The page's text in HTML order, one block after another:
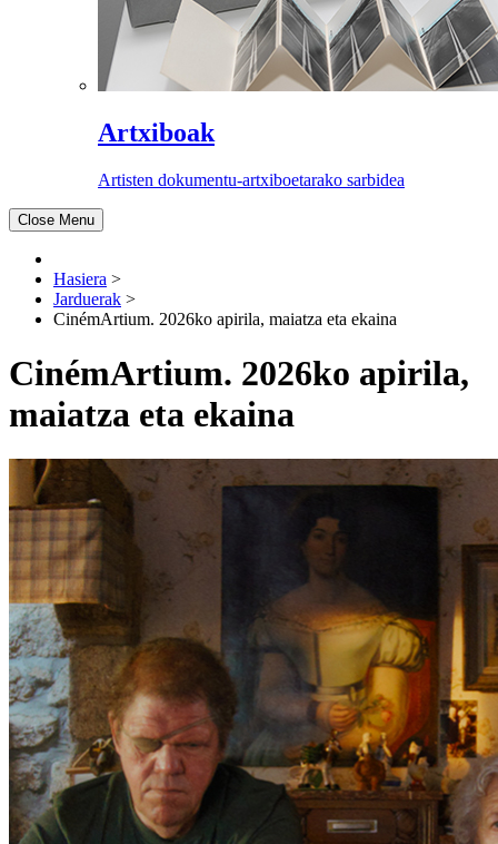
Artxiboak
Artisten dokumentu-artxiboetarako sarbidea
Close Menu
Hasiera >
Jarduerak >
CinémArtium. 2026ko apirila, maiatza eta ekaina
CinémArtium. 2026ko apirila,
maiatza eta ekaina